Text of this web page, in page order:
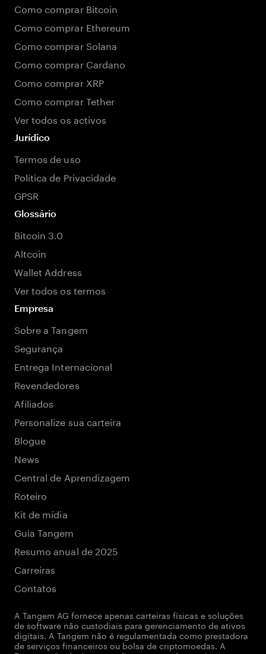
Como comprar Bitcoin
Como comprar Ethereum
Como comprar Solana
Como comprar Cardano
Como comprar XRP
Como comprar Tether
Ver todos os activos
Jurídico
Termos de uso
Política de Privacidade
GPSR
Glossário
Bitcoin 3.0
Altcoin
Wallet Address
Ver todos os termos
Empresa
Sobre a Tangem
Segurança
Entrega Internacional
Revendedores
Afiliados
Personalize sua carteira
Blogue
News
Central de Aprendizagem
Roteiro
Kit de mídia
Guia Tangem
Resumo anual de 2025
Carreiras
Contatos
A Tangem AG fornece apenas carteiras físicas e soluções
de software não custodiais para gerenciamento de ativos
digitais. A Tangem não é regulamentada como prestadora
de serviços financeiros ou bolsa de criptomoedas. A